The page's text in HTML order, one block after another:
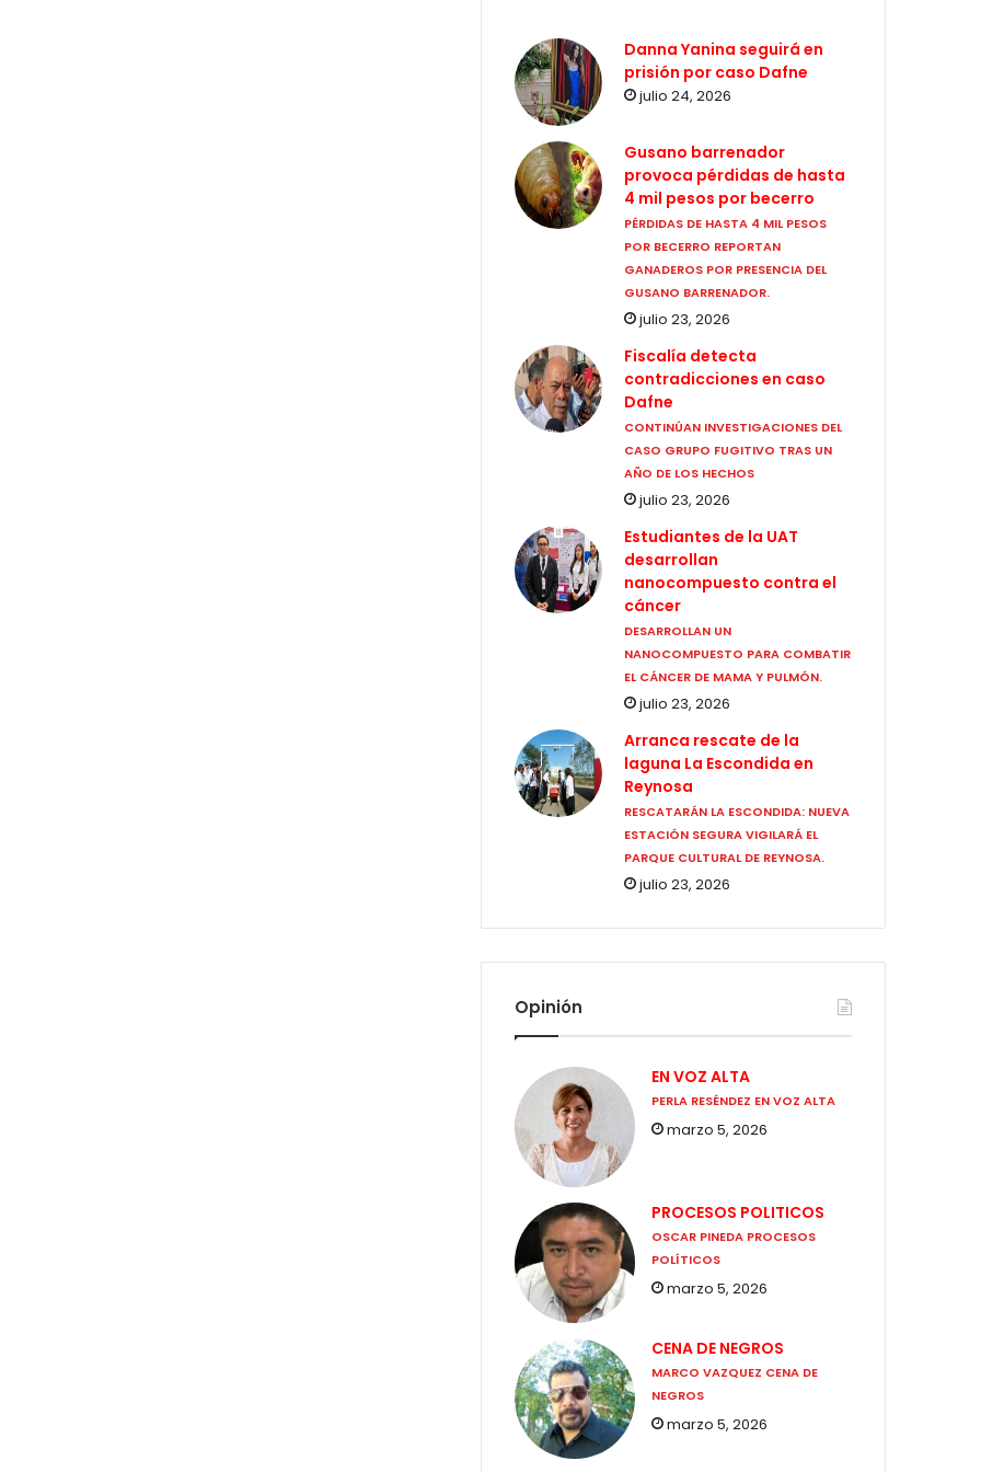
Danna Yanina seguirá en
prisión por caso Dafne
julio 24, 2026
Gusano barrenador
provoca pérdidas de hasta
4 mil pesos por becerro
PÉRDIDAS DE HASTA 4 MIL PESOS
POR BECERRO REPORTAN
GANADEROS POR PRESENCIA DEL
GUSANO BARRENADOR.
julio 23, 2026
Fiscalía detecta
contradicciones en caso
Dafne
CONTINÚAN INVESTIGACIONES DEL
CASO GRUPO FUGITIVO TRAS UN
AÑO DE LOS HECHOS
julio 23, 2026
Estudiantes de la UAT
desarrollan
nanocompuesto contra el
cáncer
DESARROLLAN UN
NANOCOMPUESTO PARA COMBATIR
EL CÁNCER DE MAMA Y PULMÓN.
julio 23, 2026
Arranca rescate de la
laguna La Escondida en
Reynosa
RESCATARÁN LA ESCONDIDA: NUEVA
ESTACIÓN SEGURA VIGILARÁ EL
PARQUE CULTURAL DE REYNOSA.
julio 23, 2026
Opinión
EN VOZ ALTA
PERLA RESÉNDEZ EN VOZ ALTA
marzo 5, 2026
PROCESOS POLITICOS
OSCAR PINEDA PROCESOS
POLÍTICOS
marzo 5, 2026
CENA DE NEGROS
MARCO VAZQUEZ CENA DE
NEGROS
marzo 5, 2026